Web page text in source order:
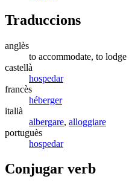
Traduccions
anglès
to accommodate, to lodge
castellà
hospedar
francès
héberger
italià
albergare, alloggiare
portuguès
hospedar
Conjugar verb